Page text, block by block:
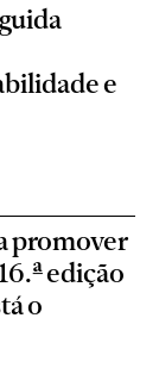
e
promover
edição
o